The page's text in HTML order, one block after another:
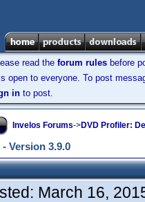
read the forum rules before
open to everyone. To post
in to post.
Invelos Forums->DVD Profiler:
Version 3.9.0
March 16,